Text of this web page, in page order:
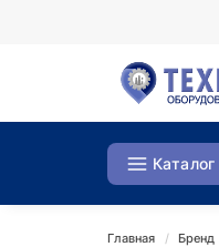
Главная Бренд